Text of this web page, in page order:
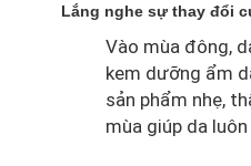
Lắng nghe sự thay đổi
Vào mùa đông,
kem dưỡng ẩm
sản phẩm nhẹ,
mùa giúp da